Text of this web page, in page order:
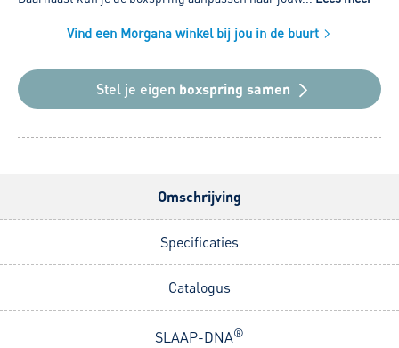
Vind een Morgana winkel bij jou in de buurt
Stel je eigen boxspring samen
Omschrijving
Specificaties
Catalogus
SLAAP-DNA®